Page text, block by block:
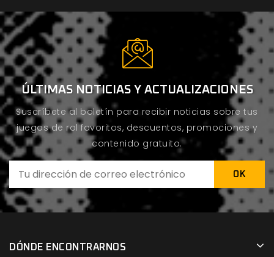
ÚLTIMAS NOTICIAS Y ACTUALIZACIONES
Suscríbete al boletín para recibir noticias sobre tus
juegos de rol favoritos, descuentos, promociones y
contenido gratuito.
DÓNDE ENCONTRARNOS